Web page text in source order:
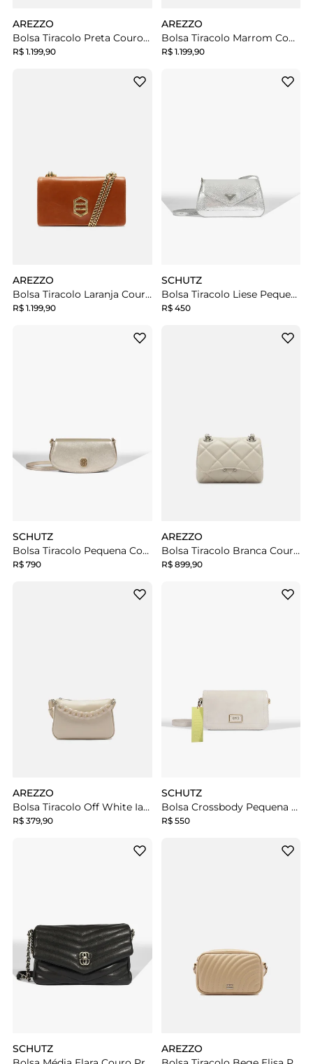
AREZZO
Bolsa Tiracolo Preta Couro Média Metal Dourado
R$ 1.199,90
AREZZO
Bolsa Tiracolo Marrom Couro Média Metal Dourado
R$ 1.199,90
AREZZO
Bolsa Tiracolo Laranja Couro Média Metal Dourado
R$ 1.199,90
SCHUTZ
Bolsa Tiracolo Liese Pequena Prata
R$ 450
SCHUTZ
Bolsa Tiracolo Pequena Couro Dourada
R$ 790
AREZZO
Bolsa Tiracolo Branca Couro Mizz Pequena
R$ 899,90
AREZZO
Bolsa Tiracolo Off White Iara Pequena
R$ 379,90
SCHUTZ
Bolsa Crossbody Pequena Branca
R$ 550
SCHUTZ
AREZZO